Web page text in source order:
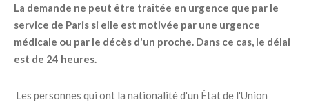
La demande ne peut être traitée en urgence que par le
service de Paris si elle est motivée par une urgence
médicale ou par le décès d'un proche. Dans ce cas, le délai
est de 24 heures.
Les personnes qui ont la nationalité d'un État de l'Union